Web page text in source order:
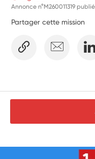
Annonce n°M260011319
Partager cette mission